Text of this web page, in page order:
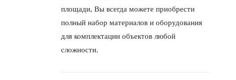
площади, Вы всегда можете приобрести
полный набор материалов и оборудования
для комплектации объектов любой
сложности.